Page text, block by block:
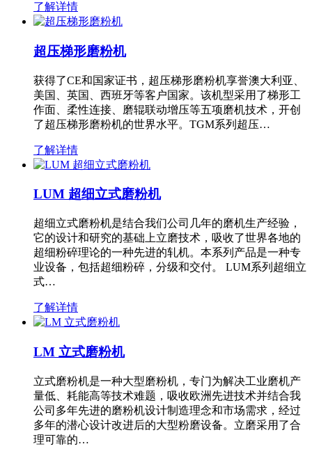
了解详情
超压梯形磨粉机
获得了CE和国家证书，超压梯形磨粉机享誉澳大利亚、
美国、英国、西班牙等客户国家。该机型采用了梯形工
作面、柔性连接、磨辊联动增压等五项磨机技术，开创
了超压梯形磨粉机的世界水平。TGM系列超压…
了解详情
LUM 超细立式磨粉机
超细立式磨粉机是结合我们公司几年的磨机生产经验，
它的设计和研究的基础上立磨技术，吸收了世界各地的
超细粉碎理论的一种先进的轧机。本系列产品是一种专
业设备，包括超细粉碎，分级和交付。 LUM系列超细立
式…
了解详情
LM 立式磨粉机
立式磨粉机是一种大型磨粉机，专门为解决工业磨机产
量低、耗能高等技术难题，吸收欧洲先进技术并结合我
公司多年先进的磨粉机设计制造理念和市场需求，经过
多年的潜心设计改进后的大型粉磨设备。立磨采用了合
理可靠的…